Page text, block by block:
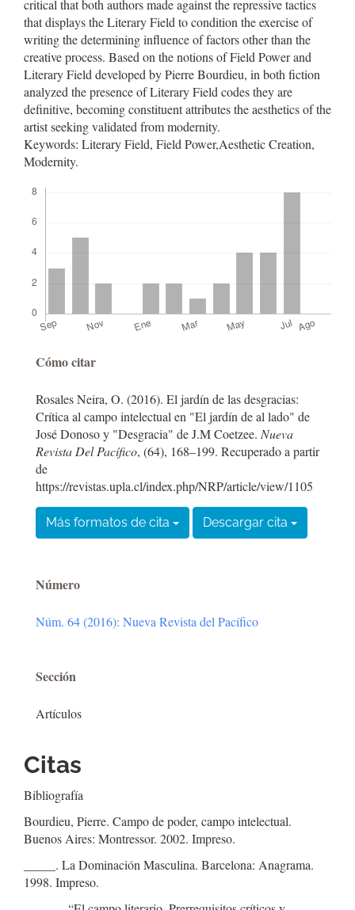
critical that both authors made against the repressive tactics
that displays the Literary Field to condition the exercise of
writing the determining influence of factors other than the
creative process. Based on the notions of Field Power and
Literary Field developed by Pierre Bourdieu, in both fiction
analyzed the presence of Literary Field codes they are
definitive, becoming constituent attributes the aesthetics of the
artist seeking validated from modernity.
Keywords: Literary Field, Field Power,Aesthetic Creation,
Modernity.
Detalles
artículo
Cómo citar
Rosales Neira, O. (2016). El jardín de las desgracias:
Crítica al campo intelectual en "El jardín de al lado" de
José Donoso y "Desgracia" de J.M Coetzee. Nueva
Revista Del Pacífico, (64), 168–199. Recuperado a partir
de
https://revistas.upla.cl/index.php/NRP/article/view/1105
Más formatos de cita Descargar cita
Número
Núm. 64 (2016): Nueva Revista del Pacífico
Sección
Artículos
Citas
Bibliografía
Bourdieu, Pierre. Campo de poder, campo intelectual.
Buenos Aires: Montressor. 2002. Impreso.
_____. La Dominación Masculina. Barcelona: Anagrama.
1998. Impreso.